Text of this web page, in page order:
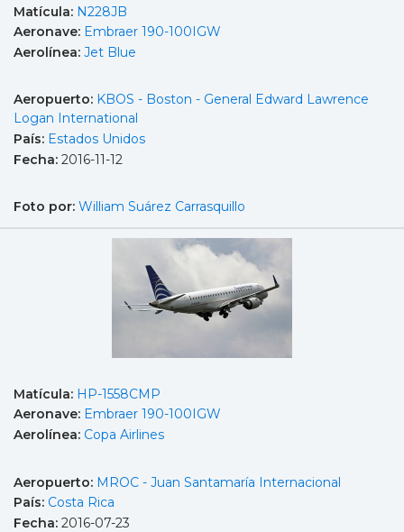
Matícula: N228JB
Aeronave: Embraer 190-100IGW
Aerolínea: Jet Blue
Aeropuerto: KBOS - Boston - General Edward Lawrence
Logan International
País: Estados Unidos
Fecha: 2016-11-12
Foto por: William Suárez Carrasquillo
Matícula: HP-1558CMP
Aeronave: Embraer 190-100IGW
Aerolínea: Copa Airlines
Aeropuerto: MROC - Juan Santamaría Internacional
País: Costa Rica
Fecha: 2016-07-23